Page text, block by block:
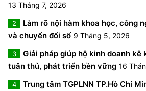
13 Tháng 7, 2026
2
Làm rõ nội hàm khoa học, công
và chuyển đổi số 9 Tháng 5, 2026
3
Giải pháp giúp hộ kinh doanh kê
tuân thủ, phát triển bền vững 16
4
Trung tâm TGPLNN TP.Hồ Chí